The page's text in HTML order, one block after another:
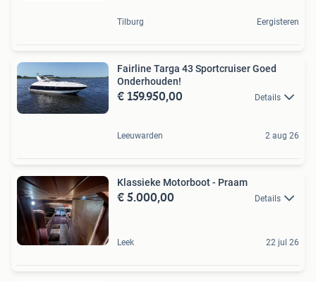
Tilburg Eergisteren
Fairline Targa 43 Sportcruiser Goed
Onderhouden!
€ 159.950,00 Details
Leeuwarden 2 aug 26
Klassieke Motorboot - Praam
€ 5.000,00 Details
Leek 22 jul 26